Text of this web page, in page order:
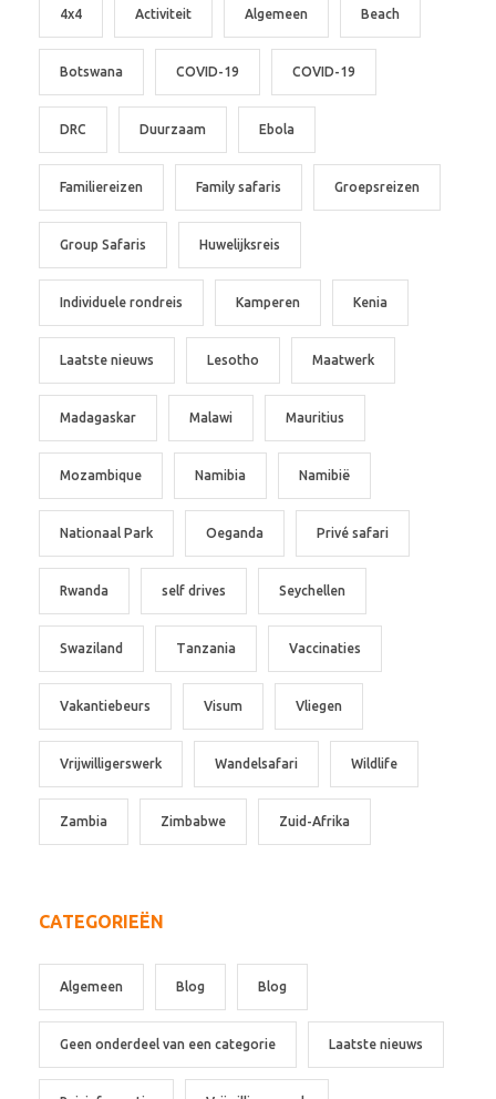
4x4 Activiteit Algemeen Beach
Botswana COVID-19 COVID-19
DRC Duurzaam Ebola
Familiereizen Family safaris Groepsreizen
Group Safaris Huwelijksreis
Individuele rondreis Kamperen Kenia
Laatste nieuws Lesotho Maatwerk
Madagaskar Malawi Mauritius
Mozambique Namibia Namibië
Nationaal Park Oeganda Privé safari
Rwanda self drives Seychellen
Swaziland Tanzania Vaccinaties
Vakantiebeurs Visum Vliegen
Vrijwilligerswerk Wandelsafari Wildlife
Zambia Zimbabwe Zuid-Afrika
CATEGORIEËN
Algemeen Blog Blog
Geen onderdeel van een categorie Laatste nieuws